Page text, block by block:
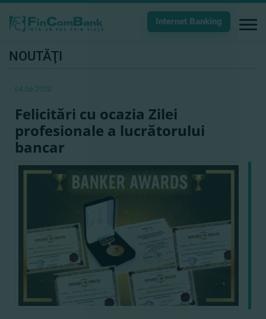
Internet Banking
NOUTĂŢI
04.06.2020
Felicitări cu ocazia Zilei
profesionale a lucrătorului
bancar